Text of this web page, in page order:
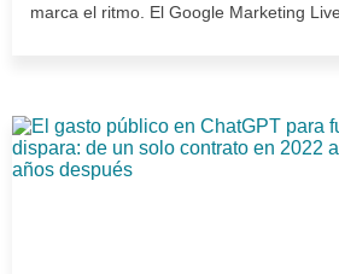
marca el ritmo. El Google Marketing